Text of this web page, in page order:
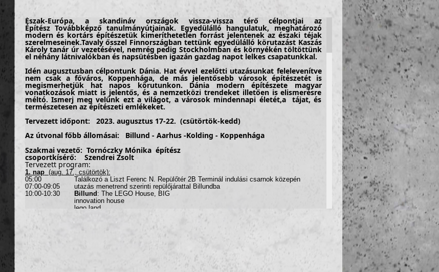
Észak-Európa, a skandináv országok vissza-vissza térő célpontjai az
Építész Továbbképző tanulmányútjainak. Egyedülálló hangulatuk, meghatározó
modern és kortárs építészetük kimeríthetetlen forrást jelentenek az északi téjak
szerelmeseinek.Tavaly ősszel Finnországban tettünk egyedülálló körutazást Kaszás
Károly tanár úr vezetésével, nemrég pedig Stockholmban és környékén töltöttünk
el néhány látnivalókban és napsütésben igazán gazdag napot lelkes csapatunkkal.
Idén augusztusban célpontunk Dánia. Hat évvel ezelőtti utazásunkat felelevenítve
nem csak a főváros, Koppenhága, de más jelentősebb városok építészetét is
megismerhetjük hat napos körutunkon. Dánia modern építészete magyar
vonatkozások miatt is jelentős, és a nemzetközi trendeket illetően is elismerésre
méltó. Ismerj meg velünk ezt a világot, a városok mindennapi életét,a tájat, és
természetesen az építészeti emlékeket.
Tervezett időpont:
2023. augusztus 17-22. (csütörtök-kedd)
Az útvonal főbb állomásai: Billund - Aarhus -Kolding - Koppenhága
Szakmai vezető: Tornóczky Mónika építész
csoportkísérő: Szendrei Zsolt
Tervezett program:
1. nap(aug. 17., csütörtök):
05:00 Találkozó a Liszt Ferenc N. Repülőtér 2B Terminál indulási csarnok közepén
07:00-09:05 utazás menetrend szerinti repülőjárattal Billundba
10:00-10:30
Billund : The LEGO House, BIG
innovation house
lego land
14:00-14:30 érkezés Aarhusba, a szállodába
kb. 16:30- szabadprogram a belvárosban